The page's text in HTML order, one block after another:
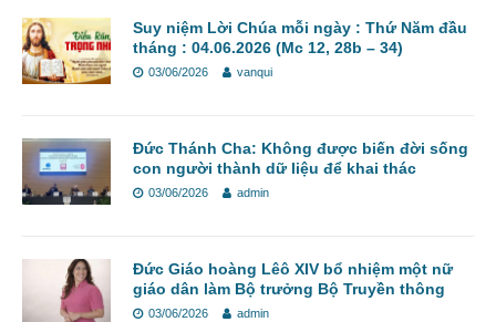
Suy niệm Lời Chúa mỗi ngày : Thứ Năm đầu
tháng : 04.06.2026 (Mc 12, 28b – 34)
03/06/2026 vanqui
Đức Thánh Cha: Không được biến đời sống
con người thành dữ liệu để khai thác
03/06/2026 admin
Đức Giáo hoàng Lêô XIV bổ nhiệm một nữ
giáo dân làm Bộ trưởng Bộ Truyền thông
03/06/2026 admin